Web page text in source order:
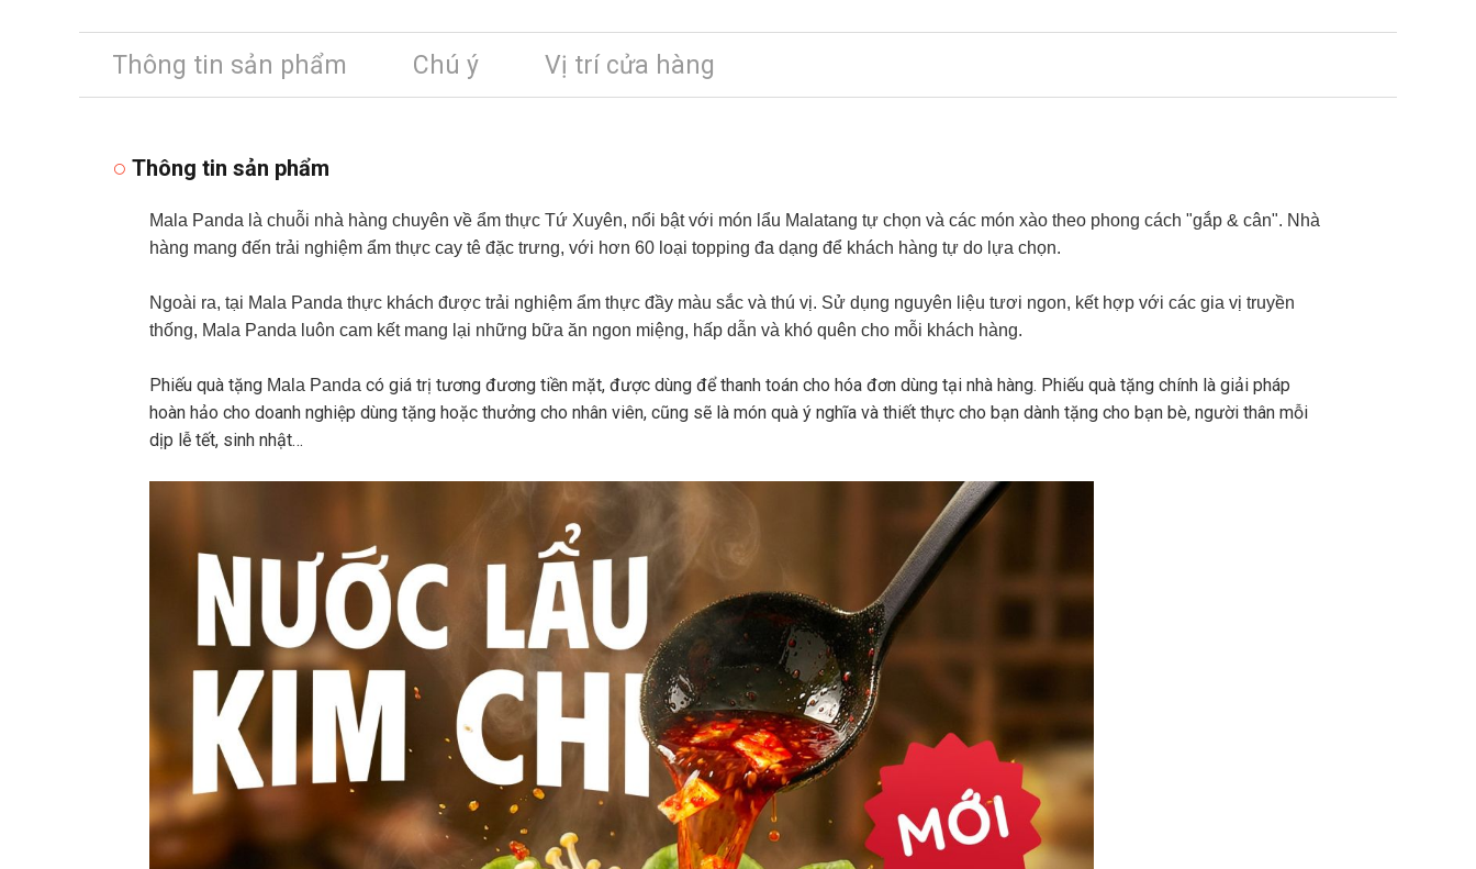
Thông tin sản phẩm Chú ý Vị trí cửa hàng
Thông tin sản phẩm
Mala Panda là chuỗi nhà hàng chuyên về ẩm thực Tứ Xuyên, nổi bật với món lẩu Malatang tự chọn và các món xào theo phong cách "gắp & cân". Nhà
hàng mang đến trải nghiệm ẩm thực cay tê đặc trưng, với hơn 60 loại topping đa dạng để khách hàng tự do lựa chọn.
Ngoài ra, tại Mala Panda thực khách được trải nghiệm ẩm thực đầy màu sắc và thú vị. Sử dụng nguyên liệu tươi ngon, kết hợp với các gia vị truyền
thống, Mala Panda luôn cam kết mang lại những bữa ăn ngon miệng, hấp dẫn và khó quên cho mỗi khách hàng.
Phiếu quà tặng Mala Panda có giá trị tương đương tiền mặt, được dùng để thanh toán cho hóa đơn dùng tại nhà hàng. Phiếu quà tặng chính là giải pháp
hoàn hảo cho doanh nghiệp dùng tặng hoặc thưởng cho nhân viên, cũng sẽ là món quà ý nghĩa và thiết thực cho bạn dành tặng cho bạn bè, người thân mỗi
dịp lễ tết, sinh nhật…